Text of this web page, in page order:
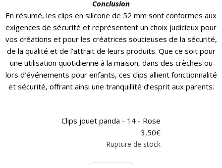
Conclusion
En résumé, les clips en silicone de 52 mm sont conformes aux
exigences de sécurité et représentent un choix judicieux pour
vos créations et pour les créatrices soucieuses de la sécurité,
de la qualité et de l’attrait de leurs produits. Que ce soit pour
une utilisation quotidienne à la maison, dans des crèches ou
lors d’événements pour enfants, ces clips allient fonctionnalité
et sécurité, offrant ainsi une tranquillité d’esprit aux parents.
Clips jouet panda - 14 - Rose
3,50€
Rupture de stock